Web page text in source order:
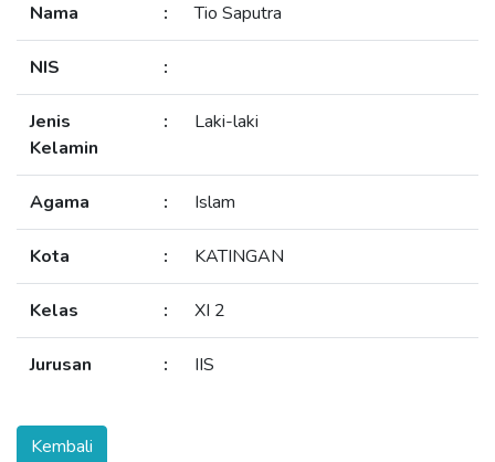
Nama : Tio Saputra
NIS :
Jenis
Kelamin
: Laki-laki
Agama : Islam
Kota : KATINGAN
Kelas : XI 2
Jurusan : IIS